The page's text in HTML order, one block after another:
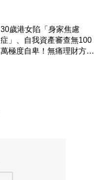
30歲港女陷「身家焦慮
症」、自我資產審查無100
萬極度自卑！無痛理財方